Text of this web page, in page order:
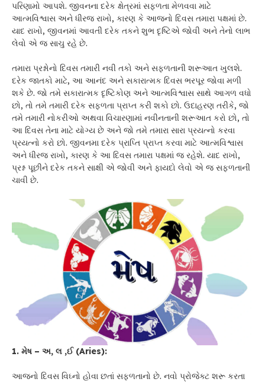
પરિણામો આપશે. જીવનના દરેક ક્ષેત્રમાં સફળતા મેળવવા માટે
આત્મવિશ્વાસ અને ધીરજ રાખો, કારણ કે આજનો દિવસ તમારા પક્ષમાં છે.
યાદ રાખો, જીવનમાં આવતી દરેક તકને શુભ દૃષ્ટિએ જોવી અને તેનો લાભ
લેવો એ જ સાચુ રહે છે.
તમારા પ્રશ્નોનો દિવસ તમારી નવી તકો અને સફળતાની શરૂઆત ખુલશે.
દરેક જાતકો માટે, આ આનંદ અને સકારાત્મક દિવસ ભરપૂર જોવા મળી
શકે છે. જો તમે સકારાત્મક દૃષ્ટિકોણ અને આત્મવિશ્વાસ સાથે આગળ વધો
છો, તો તમે તમારી દરેક સફળતા પ્રાપ્ત કરી શકો છો. ઉદાહરણ તરીકે, જો
તમે તમારી નોકરીઓ અથવા વિચારણામાં નવીનતાની શરૂઆત કરો છો, તો
આ દિવસ તેના માટે યોગ્ય છે અને જો તમે તમારા સારા પ્રયત્નો કરવા
પ્રયત્નો કરો છો. જીવનમા દરેક પ્રાપ્તિ પ્રાપ્ત કરવા માટે આત્મવિશ્વાસ
અને ધીરજ રાખો, કારણ કે આ દિવસ તમારા પક્ષમાં જ રહેશે. યાદ રાખો,
પ્રશ્ન પૂછીને દરેક તકને સાક્ષી એ જોવી અને ફાયદો લેવો એ જ સફળતાની
ચાવી છે.
1. મેષ – અ, લ ,ઈ (Aries):
આજનો દિવસ વિઘ્નો હોવા છતાં સફળતાનો છે. નવો પ્રોજેક્ટ શરૂ કરતા